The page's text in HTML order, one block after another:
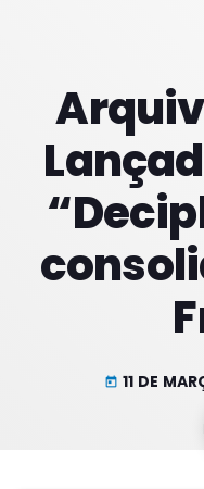
Noites
COM JU
18:00 -
Noite
COM ERICA
22:00 -
Noite
today 11 DE